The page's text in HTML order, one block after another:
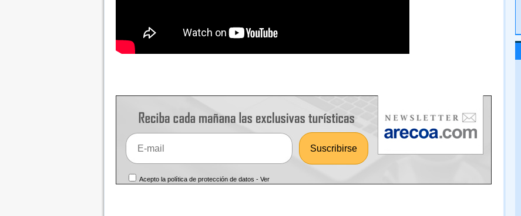
Acepto la política de protección de datos -Ver